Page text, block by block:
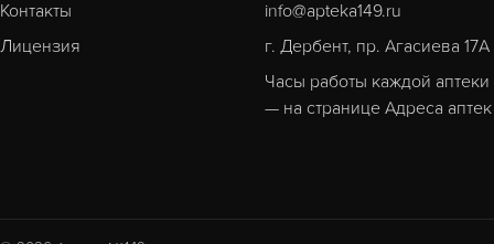
Контакты
Лицензия
info@apteka149.ru
г. Дербент, пр. Агасиева 17А
Часы работы каждой аптеки
— на странице Адреса аптек